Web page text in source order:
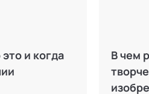
и когда
В чем